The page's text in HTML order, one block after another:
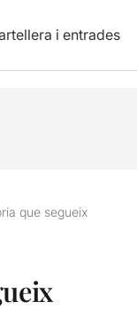
i entrades
que segueix